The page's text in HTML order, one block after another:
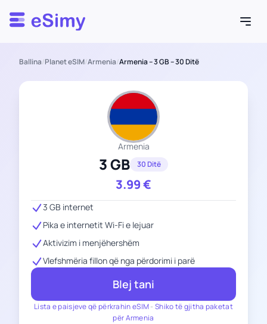
Esimy
Ballina/Planet eSIM/Armenia/Armenia – 3 GB – 30 Ditë
Armenia
3 GB 30 Ditë
3.99€
Lista e paisjeve që përkrahin eSIM-Shiko të gjitha paketat
për Armenia
3 GB internet
Pika e internetit Wi-Fi e lejuar
Aktivizim i menjëhershëm
Vlefshmëria fillon që nga përdorimi i parë
Blej tani